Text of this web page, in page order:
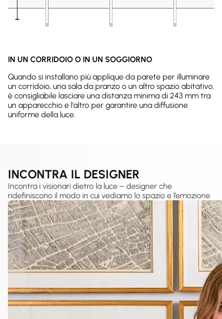
IN UN CORRIDOIO O IN UN SOGGIORNO
Quando si installano più applique da parete per illuminare
un corridoio, una sala da pranzo o un altro spazio abitativo,
è consigliabile lasciare una distanza minima di 243 mm tra
un apparecchio e l'altro per garantire una diffusione
uniforme della luce.
INCONTRA IL DESIGNER
Incontra i visionari dietro la luce – designer che
ridefiniscono il modo in cui vediamo lo spazio e l’emozione